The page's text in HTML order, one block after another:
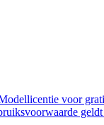
voor